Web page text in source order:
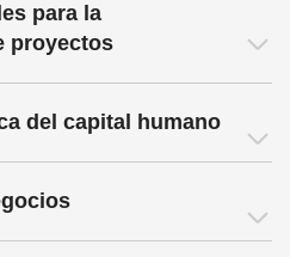
para la
proyectos
del capital humano